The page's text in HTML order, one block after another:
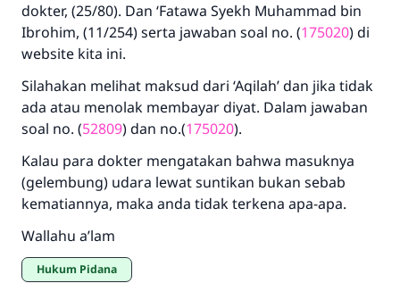
dokter, (25/80). Dan ‘Fatawa Syekh Muhammad bin
Ibrohim, (11/254) serta jawaban soal no. (175020) di
website kita ini.
Silahakan melihat maksud dari ‘Aqilah’ dan jika tidak
ada atau menolak membayar diyat. Dalam jawaban
soal no. (52809) dan no.(175020).
Kalau para dokter mengatakan bahwa masuknya
(gelembung) udara lewat suntikan bukan sebab
kematiannya, maka anda tidak terkena apa-apa.
Wallahu a’lam
Hukum Pidana